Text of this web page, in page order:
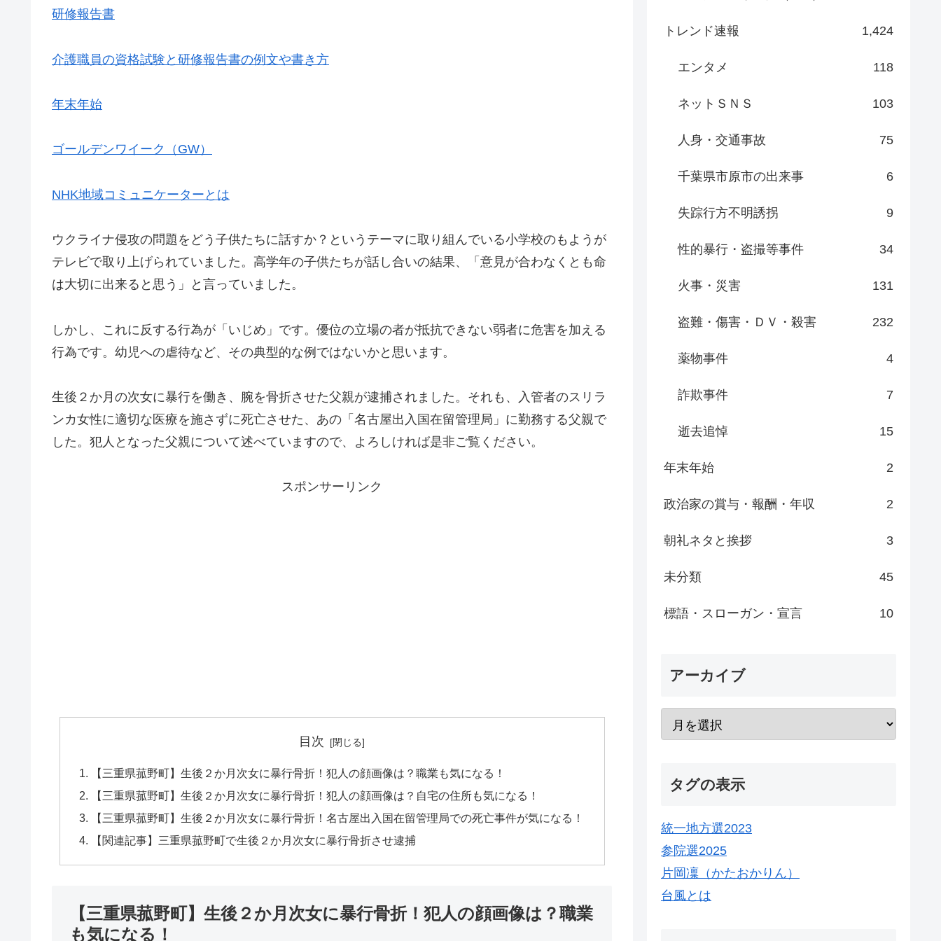
研修報告書
介護職員の資格試験と研修報告書の例文や書き方
年末年始
ゴールデンワイーク（GW）
NHK地域コミュニケーターとは
ウクライナ侵攻の問題をどう子供たちに話すか？というテーマに取り組んでいる小学校のもようが
テレビで取り上げられていました。高学年の子供たちが話し合いの結果、「意見が合わなくとも命
は大切に出来ると思う」と言っていました。
しかし、これに反する行為が「いじめ」です。優位の立場の者が抵抗できない弱者に危害を加える
行為です。幼児への虐待など、その典型的な例ではないかと思います。
生後２か月の次女に暴行を働き、腕を骨折させた父親が逮捕されました。それも、入管者のスリラ
ンカ女性に適切な医療を施さずに死亡させた、あの「名古屋出入国在留管理局」に勤務する父親で
した。犯人となった父親について述べていますので、よろしければ是非ご覧ください。
スポンサーリンク
目次
【三重県菰野町】生後２か月次女に暴行骨折！犯人の顔画像は？職業も気になる！
【三重県菰野町】生後２か月次女に暴行骨折！犯人の顔画像は？自宅の住所も気になる！
【三重県菰野町】生後２か月次女に暴行骨折！名古屋出入国在留管理局での死亡事件が気になる！
【関連記事】三重県菰野町で生後２か月次女に暴行骨折させ逮捕
【三重県菰野町】生後２か月次女に暴行骨折！犯人の顔画像は？職業
も気になる！
トレンド速報 1,424
エンタメ 118
ネットＳＮＳ 103
人身・交通事故 75
千葉県市原市の出来事 6
失踪行方不明誘拐 9
性的暴行・盗撮等事件 34
火事・災害 131
盗難・傷害・ＤＶ・殺害 232
薬物事件 4
詐欺事件 7
逝去追悼 15
年末年始 2
政治家の賞与・報酬・年収 2
朝礼ネタと挨拶 3
未分類 45
標語・スローガン・宣言 10
アーカイブ
タグの表示
統一地方選2023
参院選2025
片岡凜（かたおかりん）
台風とは